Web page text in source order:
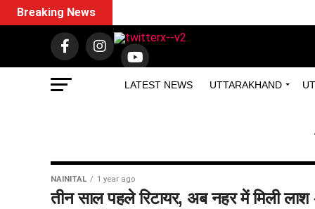
LATEST NEWS UTTARAKHAND
Breaking News
NAINITAL 1 year ago
तीन साल पहले रिटायर, अब नहर में मिली लाश